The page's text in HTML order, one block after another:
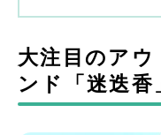
大注目のア
ンド「迷迭香